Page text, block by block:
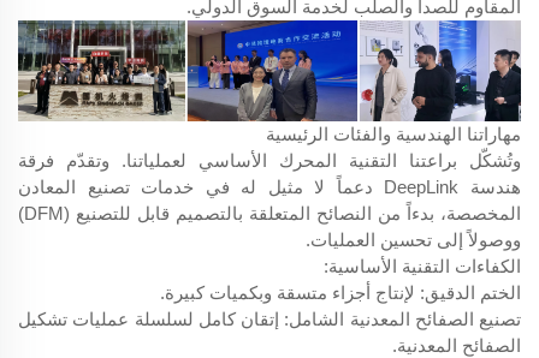
المقاوم للصدأ والصلب لخدمة السوق الدولي.
مهاراتنا الهندسية والفئات الرئيسية
وتُشكّل براعتنا التقنية المحرك الأساسي لعملياتنا. وتقدّم فرقة
هندسة DeepLink دعماً لا مثيل له في خدمات تصنيع المعادن
المخصصة، بدءاً من النصائح المتعلقة بالتصميم قابل للتصنيع (DFM)
ووصولاً إلى تحسين العمليات.
الكفاءات التقنية الأساسية:
الختم الدقيق: لإنتاج أجزاء متسقة وبكميات كبيرة.
تصنيع الصفائح المعدنية الشامل: إتقان كامل لسلسلة عمليات تشكيل
الصفائح المعدنية.